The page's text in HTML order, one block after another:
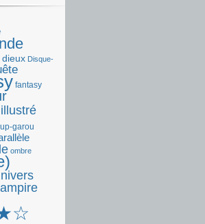
dieux Disque-
fantasy
garou
ombre